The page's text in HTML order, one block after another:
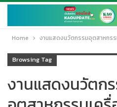
Home งานแสดงนวัตกรรมอุตสาหกร
Browsing Tag
งานแสดงนวัตก